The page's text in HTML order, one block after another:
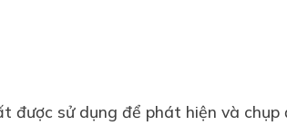
được sử dụng để phát hiện và chụp